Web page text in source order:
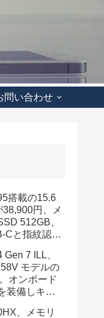
問い合わせ
搭載の15.6
円、メ
512GB、
Cと指紋認証
7 ILL、
モデルの
オンボード
装備しキビ
、メモリ